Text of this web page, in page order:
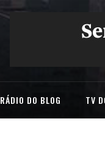
RÁDIO DO BLOG TV